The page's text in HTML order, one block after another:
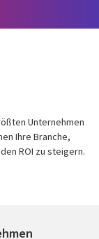
Unternehmen
Ihre Branche,
ROI zu steigern.